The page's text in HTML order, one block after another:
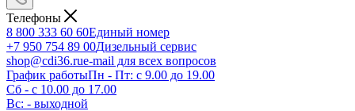
Телефоны
8 800 333 60 60Единый номер
+7 950 754 89 00Дизельный сервис
shop@cdi36.rue-mail для всех вопросов
График работыПн - Пт: с 9.00 до 19.00
Сб - с 10.00 до 17.00
Вс: - выходной